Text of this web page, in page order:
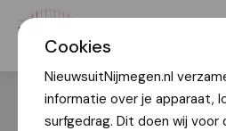
Cookies
NieuwsuitNijmegen.nl
informatie over je apparaat,
surfgedrag. Dit doen wij voor